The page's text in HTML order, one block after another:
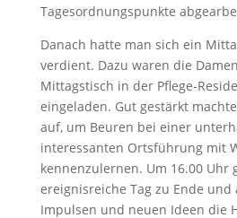
Tagesordnungspunkte
Danach hatte man sich ein
verdient. Dazu waren die
Mittagstisch in der Pflege-
eingeladen. Gut gestärkt
auf, um Beuren bei einer
interessanten Ortsführung mit
kennenzulernen. Um 16.00 Uhr
ereignisreiche Tag zu Ende
Impulsen und neuen Ideen die